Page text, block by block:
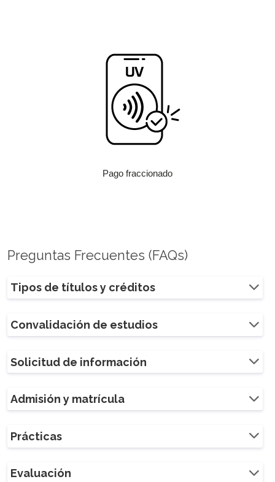
Pago fraccionado
Preguntas Frecuentes (FAQs)
Tipos de títulos y créditos
Convalidación de estudios
Solicitud de información
Admisión y matrícula
Prácticas
Evaluación